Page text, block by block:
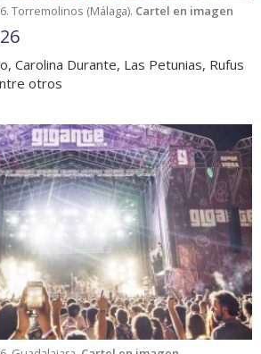
Torremolinos (Málaga). Cartel en imagen
Carolina Durante, Las Petunias, Rufus
otros